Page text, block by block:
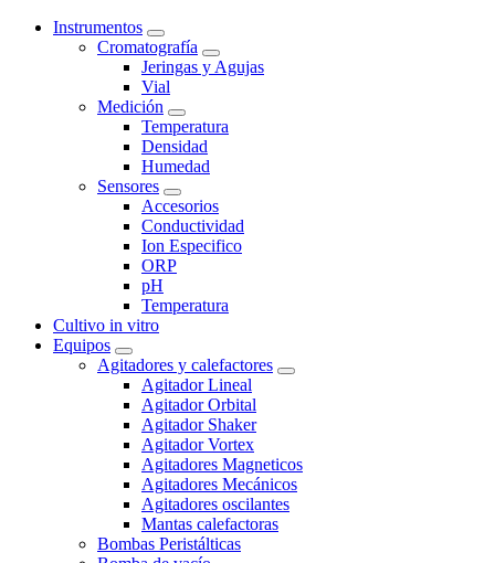
Instrumentos
Cromatografía
Jeringas y Agujas
Vial
Medición
Temperatura
Densidad
Humedad
Sensores
Accesorios
Conductividad
Ion Especifico
ORP
pH
Temperatura
Cultivo in vitro
Equipos
Agitadores y calefactores
Agitador Lineal
Agitador Orbital
Agitador Shaker
Agitador Vortex
Agitadores Magneticos
Agitadores Mecánicos
Agitadores oscilantes
Mantas calefactoras
Bombas Peristálticas